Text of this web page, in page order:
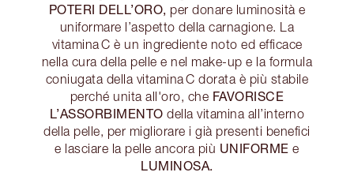
POTERI DELL’ORO, per donare luminosità e
uniformare l’aspetto della carnagione. La
vitamina C è un ingrediente noto ed efficace
nella cura della pelle e nel make-up e la formula
coniugata della vitamina C dorata è più stabile
perché unita all'oro, che FAVORISCE
L’ASSORBIMENTO della vitamina all’interno
della pelle, per migliorare i già presenti benefici
e lasciare la pelle ancora più UNIFORME e
LUMINOSA.